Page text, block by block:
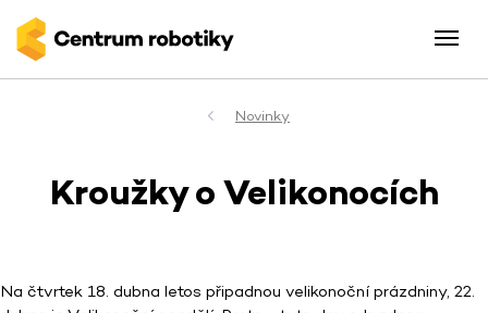
Novinky
Kroužky o Velikonocích
Na čtvrtek 18. dubna letos připadnou velikonoční prázdniny, 22.